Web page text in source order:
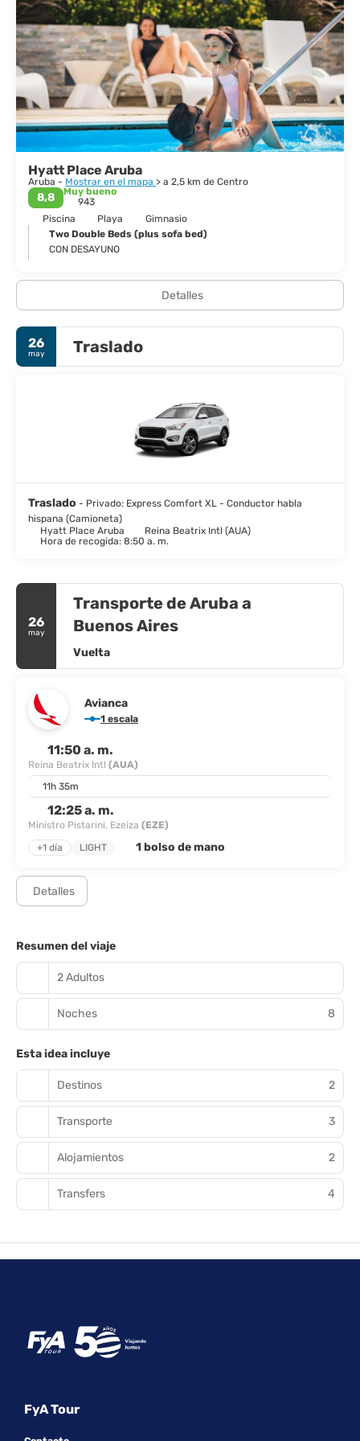
Hyatt Place Aruba
Aruba - Mostrar en el mapa > a 2,5 km de Centro
8,8
Muy bueno
943
Piscina
Playa
Gimnasio
Two Double Beds (plus sofa bed)
CON DESAYUNO
Detalles
26
may Traslado
Traslado - Privado: Express Comfort XL - Conductor habla
hispana (Camioneta)
Hyatt Place Aruba
Reina Beatrix Intl (AUA)
Hora de recogida: 8:50 a. m.
26
may
Transporte de Aruba a
Buenos Aires
Vuelta
Avianca
1 escala
11:50 a. m.
Reina Beatrix Intl (AUA)
11h 35m
12:25 a. m.
Ministro Pistarini, Ezeiza (EZE)
+1 día
LIGHT 1 bolso de mano
Detalles
Resumen del viaje
2 Adultos
Noches 8
Esta idea incluye
Destinos 2
Transporte 3
Alojamientos 2
Transfers 4
FyA Tour